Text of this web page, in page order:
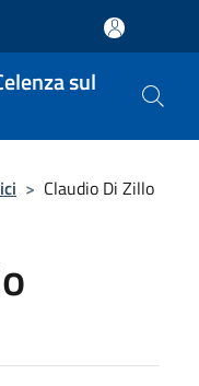
sul
> Claudio Di Zillo